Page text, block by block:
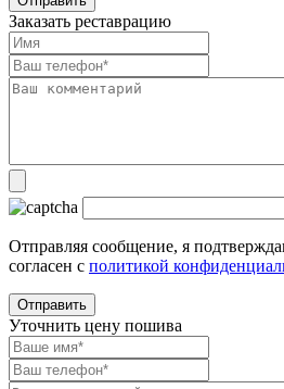
Заказать реставрацию
Отправляя сообщение, я
согласен с политикой
Уточнить цену пошива